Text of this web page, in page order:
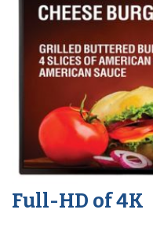
Full-HD of 4K